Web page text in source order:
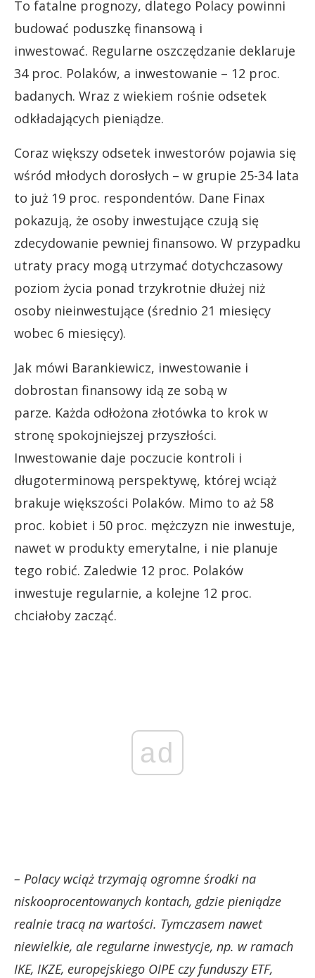
To fatalne prognozy, dlatego Polacy powinni
budować poduszkę finansową i
inwestować. Regularne oszczędzanie deklaruje
34 proc. Polaków, a inwestowanie – 12 proc.
badanych. Wraz z wiekiem rośnie odsetek
odkładających pieniądze.
Coraz większy odsetek inwestorów pojawia się
wśród młodych dorosłych – w grupie 25-34 lata
to już 19 proc. respondentów. Dane Finax
pokazują, że osoby inwestujące czują się
zdecydowanie pewniej finansowo. W przypadku
utraty pracy mogą utrzymać dotychczasowy
poziom życia ponad trzykrotnie dłużej niż
osoby nieinwestujące (średnio 21 miesięcy
wobec 6 miesięcy).
Jak mówi Barankiewicz, inwestowanie i
dobrostan finansowy idą ze sobą w
parze. Każda odłożona złotówka to krok w
stronę spokojniejszej przyszłości.
Inwestowanie daje poczucie kontroli i
długoterminową perspektywę, której wciąż
brakuje większości Polaków. Mimo to aż 58
proc. kobiet i 50 proc. mężczyzn nie inwestuje,
nawet w produkty emerytalne, i nie planuje
tego robić. Zaledwie 12 proc. Polaków
inwestuje regularnie, a kolejne 12 proc.
chciałoby zacząć.
ad
– Polacy wciąż trzymają ogromne środki na
niskooprocentowanych kontach, gdzie pieniądze
realnie tracą na wartości. Tymczasem nawet
niewielkie, ale regularne inwestycje, np. w ramach
IKE, IKZE, europejskiego OIPE czy funduszy ETF,